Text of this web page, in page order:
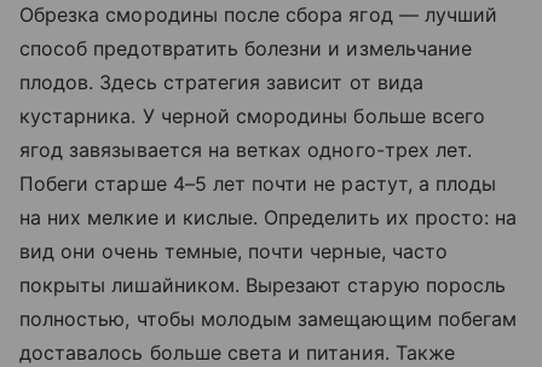
Обрезка смородины после сбора ягод — лучший
способ предотвратить болезни и измельчание
плодов. Здесь стратегия зависит от вида
кустарника. У черной смородины больше всего
ягод завязывается на ветках одного-трех лет.
Побеги старше 4–5 лет почти не растут, а плоды
на них мелкие и кислые. Определить их просто: на
вид они очень темные, почти черные, часто
покрыты лишайником. Вырезают старую поросль
полностью, чтобы молодым замещающим побегам
доставалось больше света и питания. Также